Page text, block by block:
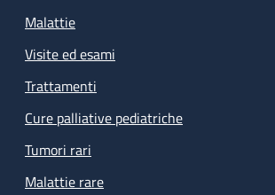
Malattie
Visite ed esami
Trattamenti
Cure palliative pediatriche
Tumori rari
Malattie rare